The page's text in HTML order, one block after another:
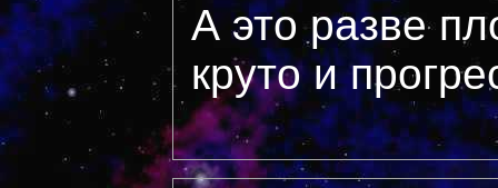
А это разве
круто и